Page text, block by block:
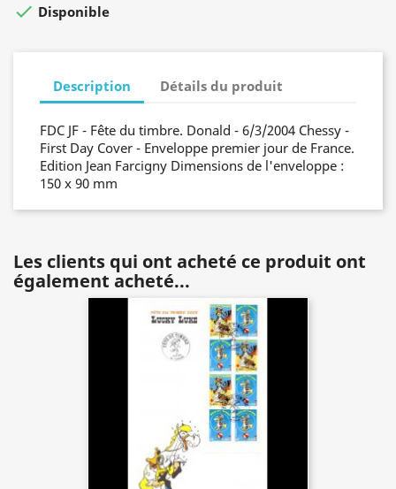
 Disponible
Description Détails du produit
FDC JF - Fête du timbre. Donald - 6/3/2004 Chessy -
First Day Cover - Enveloppe premier jour de France.
Edition Jean Farcigny Dimensions de l'enveloppe :
150 x 90 mm
Les clients qui ont acheté ce produit ont
également acheté...